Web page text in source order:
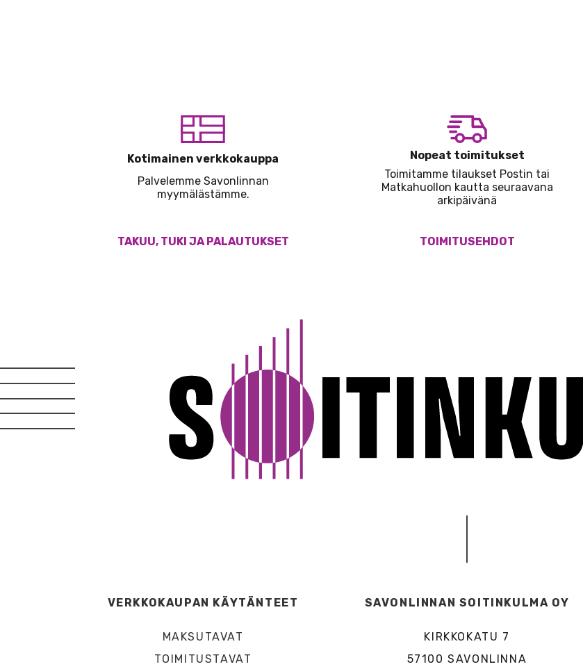
Kotimainen verkkokauppa
Palvelemme Savonlinnan
myymälästämme.
TAKUU, TUKI JA PALAUTUKSET
Nopeat toimitukset
Toimitamme tilaukset Postin tai
Matkahuollon kautta seuraavana
arkipäivänä
TOIMITUSEHDOT
VERKKOKAUPAN KÄYTÄNTEET
MAKSUTAVAT
TOIMITUSTAVAT
SAVONLINNAN SOITINKULMA OY
KIRKKOKATU 7
57100 SAVONLINNA